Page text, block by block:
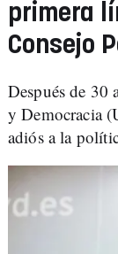
primera
Consejo
Después de 30
y Democracia
adiós a la